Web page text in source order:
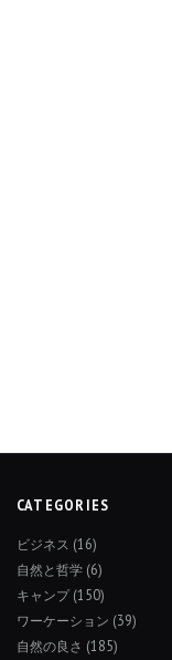
CATEGORIES
ビジネス (16)
自然と哲学 (6)
キャンプ(150)
ワーケーション (39)
自然の良さ (185)